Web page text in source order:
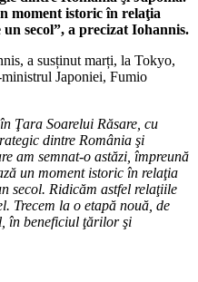
moment istoric în relaţia
secol”, a precizat Iohannis.
a susținut marți, la Tokyo,
Japoniei, Fumio
Ţara Soarelui Răsare, cu
dintre România şi
am semnat-o astăzi, împreună
un moment istoric în relaţia
secol. Ridicăm astfel relaţiile
Trecem la o etapă nouă, de
în beneficiul ţărilor şi